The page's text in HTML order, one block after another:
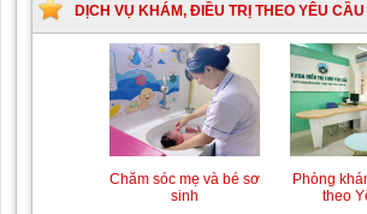
DỊCH VỤ KHÁM, ĐIỀU TRỊ THEO YÊU CẦU
Chăm sóc mẹ và bé sơ
sinh
Phòng
theo